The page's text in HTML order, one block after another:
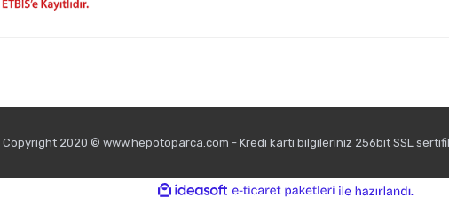
Copyright 2020 © www.hepotoparca.com - Kredi kartı bilgileriniz 256bit SSL
ideasoft e-